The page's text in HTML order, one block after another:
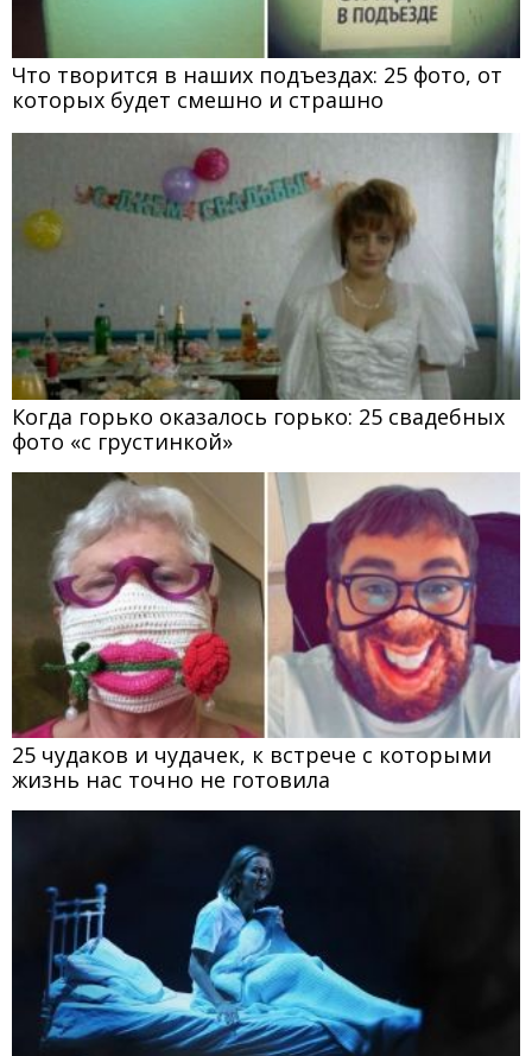
Что творится в наших подъездах: 25 фото, от
которых будет смешно и страшно
Когда горько оказалось горько: 25 свадебных
фото «с грустинкой»
25 чудаков и чудачек, к встрече с которыми
жизнь нас точно не готовила